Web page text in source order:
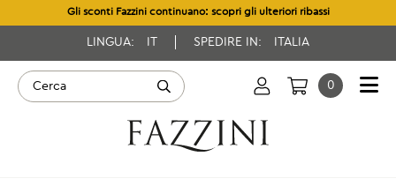
Gli sconti Fazzini continuano: scopri gli ulteriori ribassi
LINGUA: SPEDIRE IN: ITALIA
0